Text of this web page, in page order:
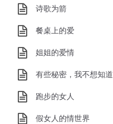
诗歌为箭
餐桌上的爱
姐姐的爱情
有些秘密，我不想知道
跑步的女人
假女人的情世界